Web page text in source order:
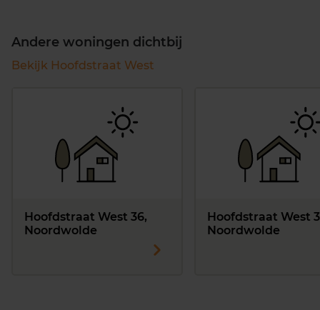
Andere woningen dichtbij
Bekijk Hoofdstraat West
Hoofdstraat West 36,
Noordwolde
Hoofdstraat West
Noordwolde